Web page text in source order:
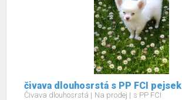
čivava dlouhosrstá s PP FCI pejsek
Čivava dlouhosrstá Na prodej s PP FCI